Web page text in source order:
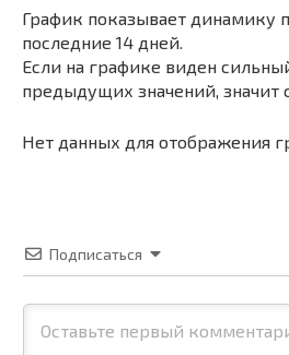
График показывает динамику
последние 14 дней.
Если на графике виден
предыдущих значений, значит
Нет данных для отображения
Подписаться